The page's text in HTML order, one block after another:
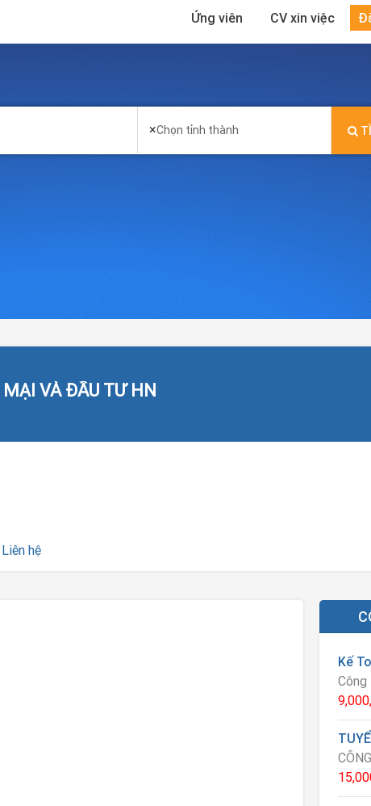
Ứng viên CV xin việc
×Chọn tỉnh thành
VÀ ĐẦU TƯ HN
Liên hệ
Công